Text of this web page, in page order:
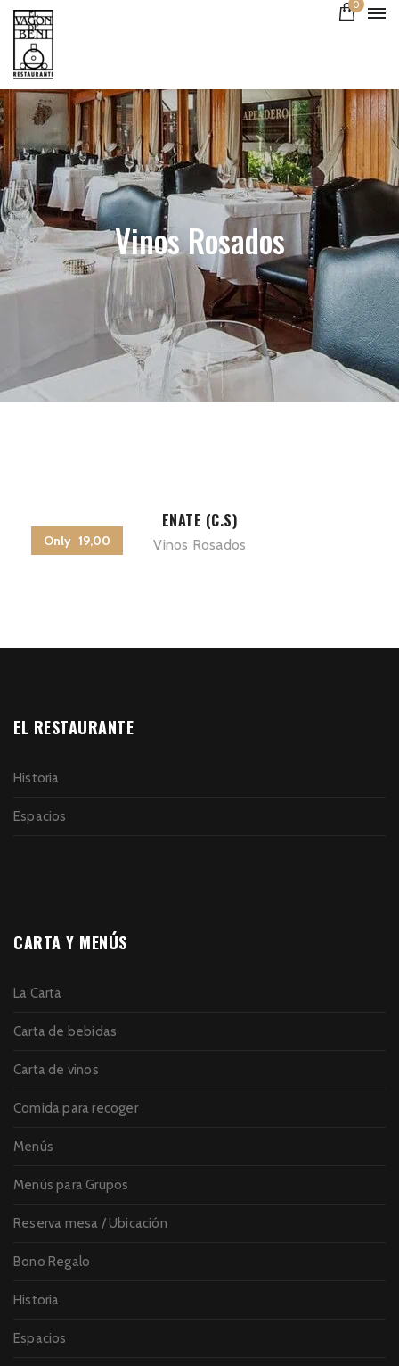
0
Vinos Rosados
Only 19,00
ENATE (C.S)
Vinos Rosados
EL RESTAURANTE
Historia
Espacios
CARTA Y MENÚS
La Carta
Carta de bebidas
Carta de vinos
Comida para recoger
Menús
Menús para Grupos
Reserva mesa / Ubicación
Bono Regalo
Historia
Espacios